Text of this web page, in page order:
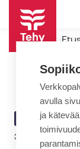
Hyppää
pääsisältöön
ARTIKKELIN
KATEGORIA
30.11.2023 | 12:39
avulla
ja